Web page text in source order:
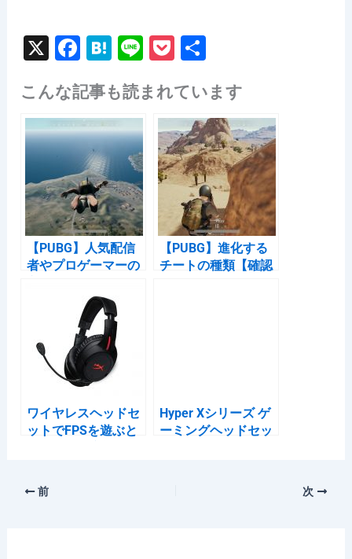
X
F
c
e
b
o
o
k
H
e
n
a
Li
e
P
c
k
et
こんな記事も読まれています
【PUBG】人気配信
者やプロゲーマーの
イスを調べてみまし
【PUBG】進化する
チートの種類【確認
ワイヤレスヘッドセ
ットでFPSを遊ぶと
Hyper Xシリーズ ゲ
ーミングヘッドセッ
前 次